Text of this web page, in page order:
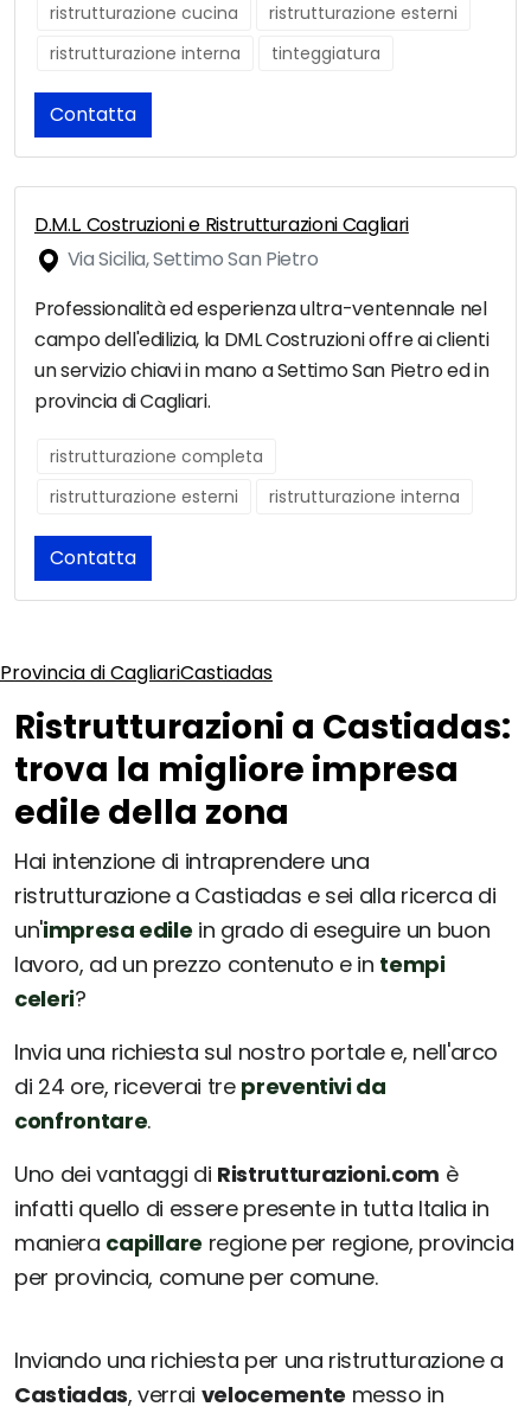
ristrutturazione cucina
ristrutturazione esterni
ristrutturazione interna
tinteggiatura
Contatta
D.M.L. Costruzioni e Ristrutturazioni Cagliari
Via Sicilia, Settimo San Pietro
Professionalità ed esperienza ultra-ventennale nel
campo dell'edilizia, la DML Costruzioni offre ai clienti
un servizio chiavi in mano a Settimo San Pietro ed in
provincia di Cagliari.
ristrutturazione completa
ristrutturazione esterni
ristrutturazione interna
Contatta
Provincia di CagliariCastiadas
Ristrutturazioni a Castiadas:
trova la migliore impresa
edile della zona
Hai intenzione di intraprendere una
ristrutturazione a Castiadas e sei alla ricerca di
un'impresa edile in grado di eseguire un buon
lavoro, ad un prezzo contenuto e in tempi
celeri?
Invia una richiesta sul nostro portale e, nell'arco
di 24 ore, riceverai tre preventivi da
confrontare.
Uno dei vantaggi di Ristrutturazioni.com è
infatti quello di essere presente in tutta Italia in
maniera capillare regione per regione, provincia
per provincia, comune per comune.
Inviando una richiesta per una ristrutturazione a
Castiadas, verrai velocemente messo in